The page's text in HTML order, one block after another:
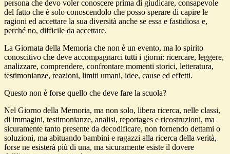
persona che devo voler conoscere prima di giudicare, consapevole
del fatto che è solo conoscendolo che posso sperare di capire le
ragioni ed accettare la sua diversità anche se essa e fastidiosa e,
perché no, difficile da accettare.
La Giornata della Memoria che non è un evento, ma lo spirito
conoscitivo che deve accompagnarci tutti i giorni: ricercare, leggere,
analizzare, comprendere, confrontare momenti storici, letteratura,
testimonianze, reazioni, limiti umani, idee, cause ed effetti.
Questo non è forse quello che deve fare la scuola?
Nel Giorno della Memoria, ma non solo, libera ricerca, nelle classi,
di immagini, testimonianze, analisi, reportages e ricostruzioni, ma
sicuramente tanto presente da decodificare, non fornendo dettami o
soluzioni, ma abituando bambini e ragazzi alla ricerca della verità,
forse ne esisterà più di una, ma sicuramente esiste il dovere